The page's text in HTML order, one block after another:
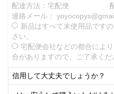
配達方法：宅配便
連絡メール：
新品はすべて未使用品です
さい。
宅配便会社などの都合によ
合がありますので、ご了承くだ
信用して大丈夫でしょうか？